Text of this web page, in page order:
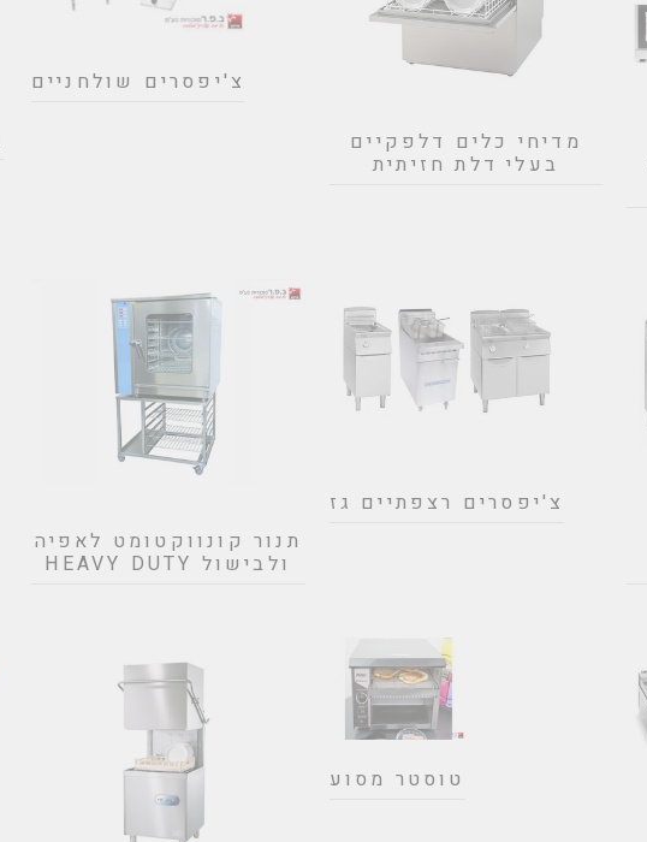
מדיחי כלים דלפקיים
בעלי דלת חזיתית
צ'יפסרים שולחניים
צ'יפסרים רצפתיים גז
תנור קונווקטומט לאפיה
ולבישול HEAVY DUTY
טוסטר מסוע